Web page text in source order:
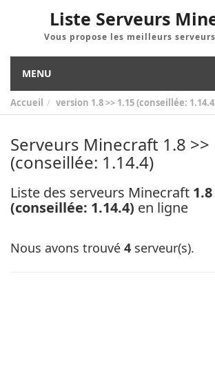
Liste Serveurs
Vous propose les meilleurs
MENU
Accueil version 1.8 >> 1.15 (conseillée:
Serveurs Minecraft 1.8 >>
(conseillée: 1.14.4)
Liste des serveurs Minecraft
(conseillée: 1.14.4) en ligne
Nous avons trouvé 4 serveur(s).